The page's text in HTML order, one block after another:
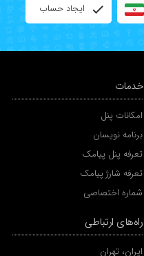
ایجاد حساب
خدمات
امکانات پنل
برنامه نویسان
تعرفه پنل پیامک
تعرفه شارژ پیامک
شماره اختصاصی
راه‌های ارتباطی
ایران، تهران